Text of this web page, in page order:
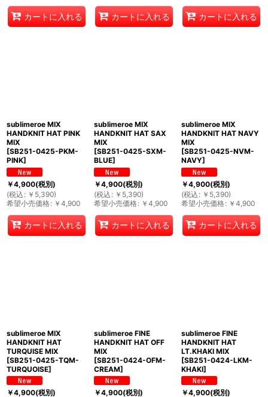
カートに入れる カートに入れる カートに入れる
sublimeroe MIX
HANDKNIT HAT PINK
MIX
[SB251-0425-PKM-
PINK]
￥4,900(税別)
(税込 : ￥ 5,390)
希望小売価格: ￥ 4,900
カートに入れる
sublimeroe MIX
HANDKNIT HAT SAX
MIX
[SB251-0425-SXM-
BLUE]
￥4,900(税別)
(税込 : ￥ 5,390)
希望小売価格: ￥ 4,900
カートに入れる
sublimeroe MIX
HANDKNIT HAT NAVY
MIX
[SB251-0425-NVM-
NAVY]
￥4,900(税別)
(税込 : ￥ 5,390)
希望小売価格: ￥ 4,900
カートに入れる
sublimeroe MIX
HANDKNIT HAT
TURQUISE MIX
[SB251-0425-TQM-
TURQUOISE]
￥4,900(税別)
sublimeroe FINE
HANDKNIT HAT OFF
MIX
[SB251-0424-OFM-
CREAM]
￥4,900(税別)
sublimeroe FINE
HANDKNIT HAT
LT.KHAKI MIX
[SB251-0424-LKM-
KHAKI]
￥4,900(税別)